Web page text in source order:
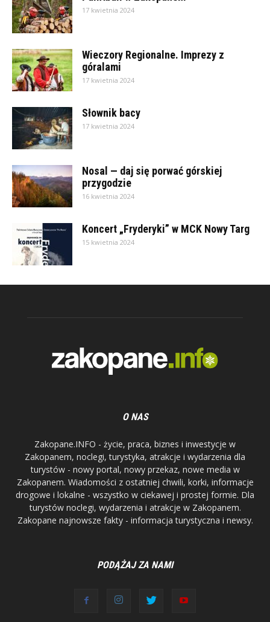
17 kwietnia 2024
Wieczory Regionalne. Imprezy z
góralami
17 kwietnia 2024
Słownik bacy
17 kwietnia 2024
Nosal — daj się porwać górskiej
przygodzie
16 kwietnia 2024
Koncert „Fryderyki” w MCK Nowy Targ
15 kwietnia 2024
O NAS
Zakopane.INFO - życie, praca, biznes i inwestycje w
Zakopanem, noclegi, turystyka, atrakcje i wydarzenia dla
turystów - nowy portal, nowy przekaz, nowe media w
Zakopanem. Wiadomości z ostatniej chwili, korki, informacje
drogowe i lokalne - wszystko w ciekawej i prostej formie. Dla
turystów noclegi, wydarzenia i atrakcje w Zakopanem.
Zakopane najnowsze fakty - informacja turystyczna i newsy.
PODĄŻAJ ZA NAMI